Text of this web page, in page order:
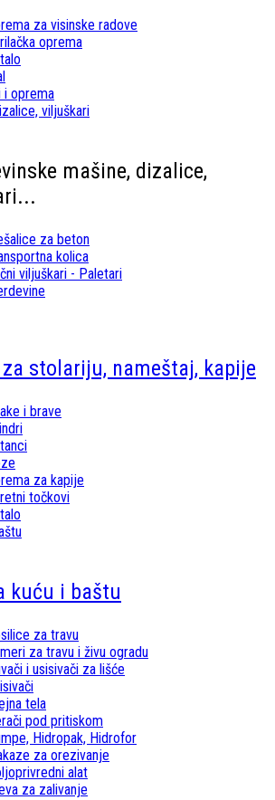
za visinske radove
oprema
i oprema
viljuškari
mašine, dizalice,
za beton
kolica
viljuškari - Paletari
za stolariju, nameštaj, kapije
i brave
za kapije
točkovi
kuću i baštu
za travu
za travu i živu ogradu
i usisivači za lišće
tela
pod pritiskom
Hidropak, Hidrofor
za orezivanje
alat
za zalivanje